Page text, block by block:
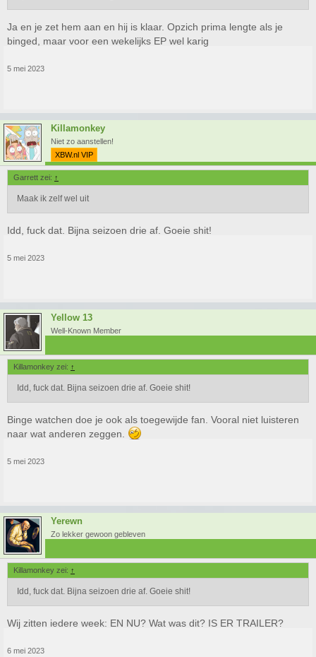
Ja en je zet hem aan en hij is klaar. Opzich prima lengte als je
binged, maar voor een wekelijks EP wel karig
5 mei 2023
Killamonkey
Niet zo aanstellen!
XBW.nl VIP
Garrett zei: ↑
Maak ik zelf wel uit
Idd, fuck dat. Bijna seizoen drie af. Goeie shit!
5 mei 2023
Yellow 13
Well-Known Member
Killamonkey zei: ↑
Idd, fuck dat. Bijna seizoen drie af. Goeie shit!
Binge watchen doe je ook als toegewijde fan. Vooral niet luisteren
naar wat anderen zeggen.
5 mei 2023
Yerewn
Zo lekker gewoon gebleven
Killamonkey zei: ↑
Idd, fuck dat. Bijna seizoen drie af. Goeie shit!
Wij zitten iedere week: EN NU? Wat was dit? IS ER TRAILER?
6 mei 2023